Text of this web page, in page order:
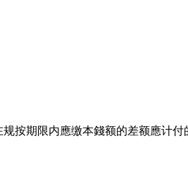
按期限内應缴本錢额的差额應计付